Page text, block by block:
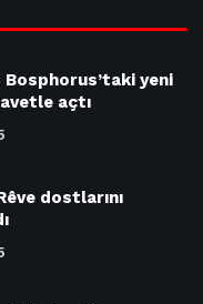
Bosphorus’taki yeni
açtı
dostlarını